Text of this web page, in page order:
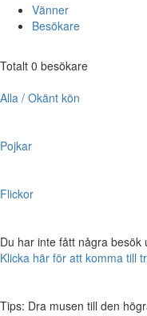
Vänner
Besökare
Totalt 0 besökare
Alla / Okänt kön
Pojkar
Flickor
Du har inte fått några
Klicka här för att komma till
Tips: Dra musen till den